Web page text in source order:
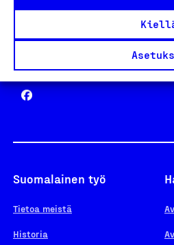
Yhteiskunnallinen Yritys -
Suomalainen työ
Tietoa meistä
Historia